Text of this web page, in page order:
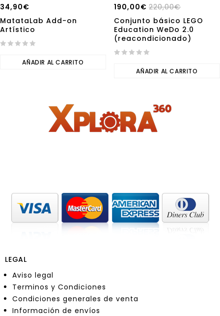
34,90€
MatataLab Add-on
Artístico
AÑADIR AL CARRITO
220,00€
190,00€
Conjunto básico LEGO
Education WeDo 2.0
(reacondicionado)
AÑADIR AL CARRITO
LEGAL
Aviso legal
Terminos y Condiciones
Condiciones generales de venta
Información de envíos